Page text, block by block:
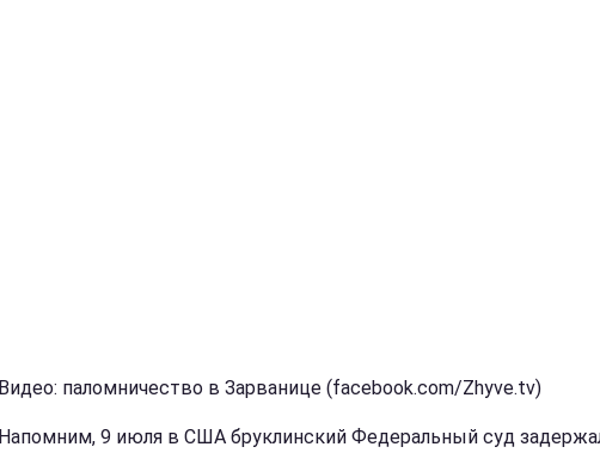
Видео: паломничество в Зарванице (facebook.com/Zhyve.tv)
Напомним, 9 июля в США бруклинский Федеральный суд